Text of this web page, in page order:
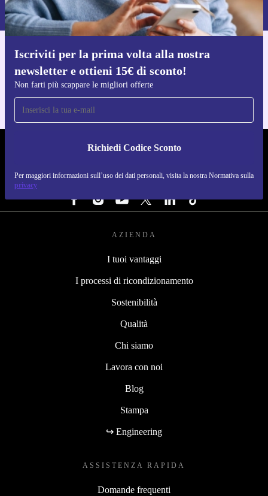
Iscriviti per la prima volta alla nostra
newsletter e ottieni 15€ di sconto!
Non farti più scappare le migliori offerte
Richiedi Codice Sconto
Per maggiori informazioni sull’uso dei dati personali, visita la nostra Normativa sulla
privacy
Normativa sulla privacy
Scarica l'app di refurbed
Per iOS e Android
REFURBED ITALIA - RETHINK NEW.
SEGUICI SU
AZIENDA
I tuoi vantaggi
I processi di ricondizionamento
Sostenibilità
Qualità
Chi siamo
Lavora con noi
Blog
Stampa
↪ Engineering
ASSISTENZA RAPIDA
Domande frequenti